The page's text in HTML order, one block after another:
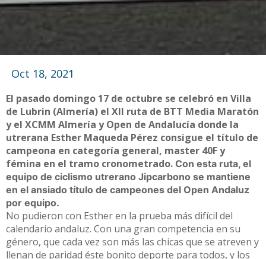
Oct 18, 2021
El pasado domingo 17 de octubre se celebró en Villa
de Lubrin (Almería) el XII ruta de BTT Media Maratón
y el XCMM Almería y Open de Andalucía donde la
utrerana Esther Maqueda Pérez consigue el título de
campeona en categoría general, master 40F y
fémina en el tramo cronometrado. Con esta ruta, el
equipo de ciclismo utrerano Jipcarbono se mantiene
en el ansiado título de campeones del Open Andaluz
por equipo.
No pudieron con Esther en la prueba más difícil del
calendario andaluz. Con una gran competencia en su
género, que cada vez son más las chicas que se atreven y
llenan de paridad éste bonito deporte para todos, y los